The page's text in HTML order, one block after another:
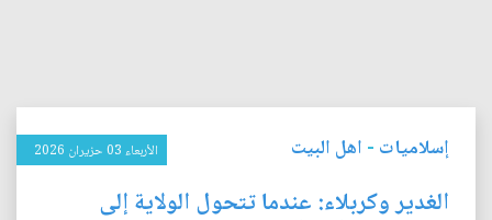
إسلاميات - اهل البيت الأربعاء 03 حزيران 2026
الغدير وكربلاء: عندما تتحول الولاية إلى